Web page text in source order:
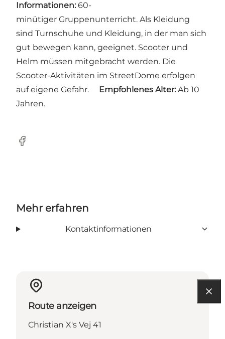
Informationen: 60-
minütiger Gruppenunterricht. Als Kleidung
sind Turnschuhe und Kleidung, in der man sich
gut bewegen kann, geeignet. Scooter und
Helm müssen mitgebracht werden. Die
Scooter-Aktivitäten im StreetDome erfolgen
auf eigene Gefahr. Empfohlenes Alter: Ab 10
Jahren.
Facebook
Mehr erfahren
Kontaktinformationen
Route anzeigen
Christian X's Vej 41